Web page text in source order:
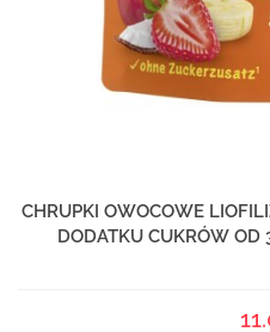
CHRUPKI OWOCOWE
DODATKU CUKRÓW OD